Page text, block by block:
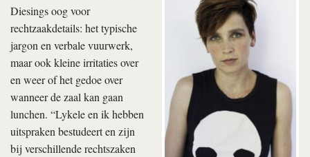
Diesings oog voor
rechtzaakdetails: het typische
jargon en verbale vuurwerk,
maar ook kleine irritaties over
en weer of het gedoe over
wanneer de zaal kan gaan
lunchen. “Lykele en ik hebben
uitspraken bestudeert en zijn
bij verschillende rechtszaken